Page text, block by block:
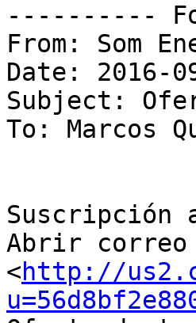
----------
From: Som
Date: 2016-
Subject:
To: Marcos
Abrir correo
<http://